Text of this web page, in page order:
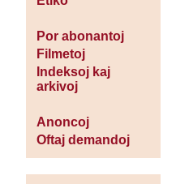
Por abonantoj
Filmetoj
Indeksoj kaj
arkivoj
Anoncoj
Oftaj demandoj